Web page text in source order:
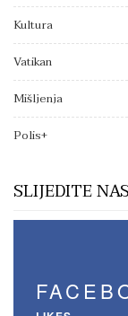
Kultura
Vatikan
Mišljenja
Polis+
SLIJEDITE NAS